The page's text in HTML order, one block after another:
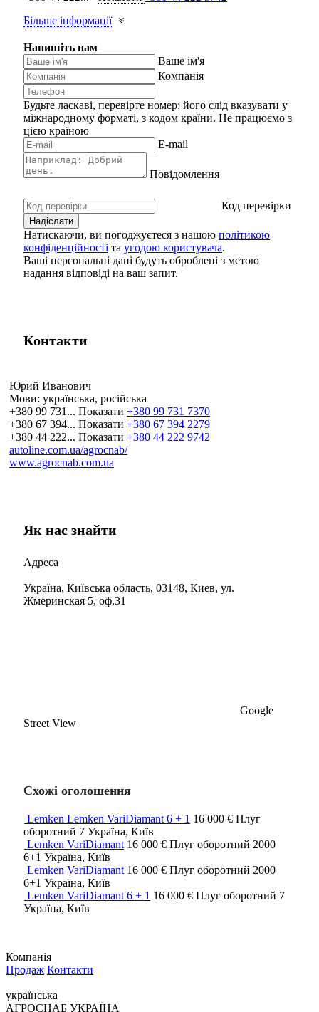
Більше інформації
Напишіть нам
Ваше ім'я
Компанія
Будьте ласкаві, перевірте номер: його слід вказувати у
міжнародному форматі, з кодом країни. Не працюємо з
цією країною
E-mail
Повідомлення
Код перевірки
Натискаючи, ви погоджуєтеся з нашою політикою
конфіденційності та угодою користувача.
Ваші персональні дані будуть оброблені з метою
надання відповіді на ваш запит.
Контакти
Юрий Иванович
Мови: українська, російська
+380 99 731... Показати +380 99 731 7370
+380 67 394... Показати +380 67 394 2279
+380 44 222... Показати +380 44 222 9742
autoline.com.ua/agrocnab/
www.agrocnab.com.ua
Як нас знайти
Адреса
Україна, Київська область, 03148, Киев, ул.
Жмеринская 5, оф.31
Google
Street View
Схожі оголошення
Lemken Lemken VariDiamant 6 + 1 16 000 € Плуг
оборотний 7 Україна, Київ
Lemken VariDiamant 16 000 € Плуг оборотний 2000
6+1 Україна, Київ
Lemken VariDiamant 16 000 € Плуг оборотний 2000
6+1 Україна, Київ
Lemken VariDiamant 6 + 1 16 000 € Плуг оборотний 7
Україна, Київ
Компанія
Продаж Контакти
українська
АГРОСНАБ УКРАЇНА